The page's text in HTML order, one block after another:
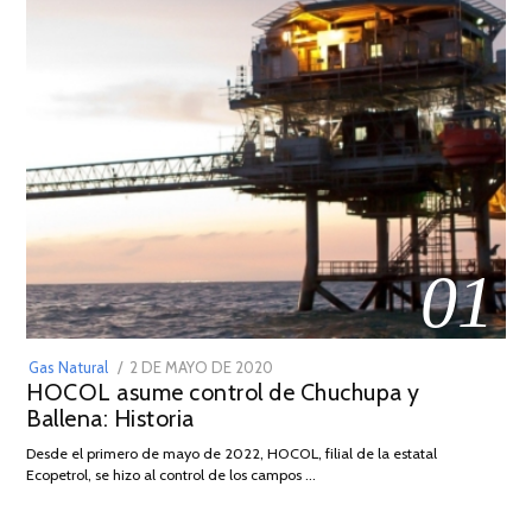
01
Gas Natural
POSTED
ON
2 DE MAYO DE 2020
DE
2026
HOCOL asume control de Chuchupa y
Ballena: Historia
Desde el primero de mayo de 2022, HOCOL, filial de la estatal
Ecopetrol, se hizo al control de los campos …